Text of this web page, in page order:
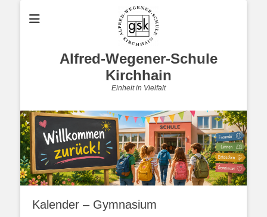
Alfred-Wegener-Schule
Kirchhain
Einheit in Vielfalt
Kalender – Gymnasium